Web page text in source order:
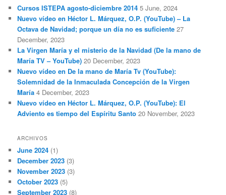
Cursos ISTEPA agosto-diciembre 2014 5 June, 2024
Nuevo vídeo en Héctor L. Márquez, O.P. (YouTube) – La
Octava de Navidad; porque un día no es suficiente 27
December, 2023
La Virgen María y el misterio de la Navidad (De la mano de
María TV – YouTube) 20 December, 2023
Nuevo vídeo en De la mano de María Tv (YouTube):
Solemnidad de la Inmaculada Concepción de la Virgen
María 4 December, 2023
Nuevo vídeo en Héctor L. Márquez, O.P. (YouTube): El
Adviento es tiempo del Espíritu Santo 20 November, 2023
ARCHIVOS
June 2024 (1)
December 2023 (3)
November 2023 (3)
October 2023 (5)
September 2023 (8)